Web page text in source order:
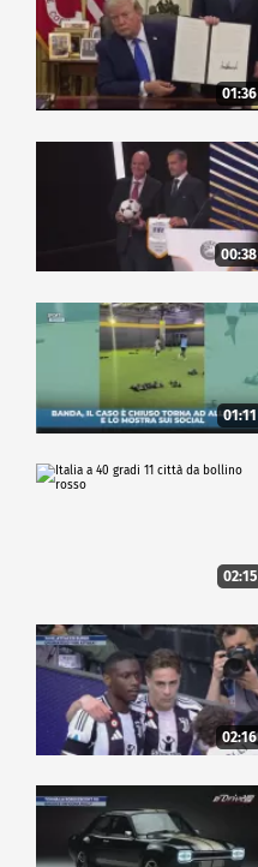
01:36
00:38
01:11
02:15
02:16